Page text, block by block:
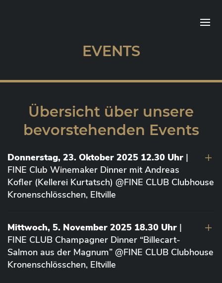
EVENTS
Übersicht über unsere
bevorstehenden Events
Donnerstag, 23. Oktober 2025 12.30 Uhr |
FINE Club Winemaker Dinner mit Andreas
Kofler (Kellerei Kurtatsch) @FINE CLUB Clubhouse
Kronenschlösschen, Eltville
Mittwoch, 5. November 2025 18.30 Uhr |
FINE CLUB Champagner Dinner “Billecart-
Salmon aus der Magnum” @FINE CLUB Clubhouse
Kronenschlösschen, Eltville